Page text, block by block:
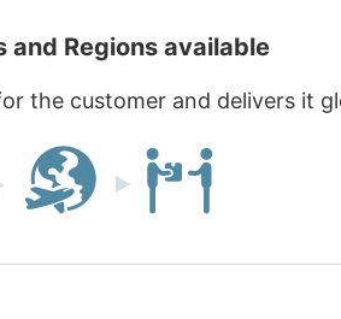
～ 予約受付期間 2024年1月5日 23:59)
社畜や迷える現代人にぴったりの
ステッカーです。
数量
予約受付終了
カートへ進む